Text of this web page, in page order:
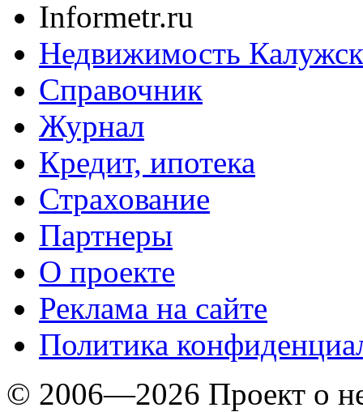
Informetr.ru
Недвижимость
Справочник
Журнал
Кредит, ипотека
Страхование
Партнеры
O проекте
Реклама на сайте
Политика
© 2006—2026 Проект о